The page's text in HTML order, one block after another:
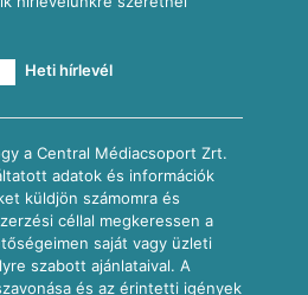
Heti hírlevél
a Central Médiacsoport Zrt.
adatok és információk
küldjön számomra és
céllal megkeressen a
saját vagy üzleti
szabott ajánlataival. A
és az érintetti igények